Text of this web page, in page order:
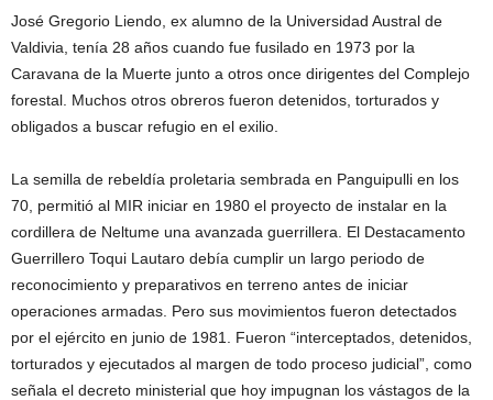
José Gregorio Liendo, ex alumno de la Universidad Austral de
Valdivia, tenía 28 años cuando fue fusilado en 1973 por la
Caravana de la Muerte junto a otros once dirigentes del Complejo
forestal. Muchos otros obreros fueron detenidos, torturados y
obligados a buscar refugio en el exilio.
La semilla de rebeldía proletaria sembrada en Panguipulli en los
70, permitió al MIR iniciar en 1980 el proyecto de instalar en la
cordillera de Neltume una avanzada guerrillera. El Destacamento
Guerrillero Toqui Lautaro debía cumplir un largo periodo de
reconocimiento y preparativos en terreno antes de iniciar
operaciones armadas. Pero sus movimientos fueron detectados
por el ejército en junio de 1981. Fueron “interceptados, detenidos,
torturados y ejecutados al margen de todo proceso judicial”, como
señala el decreto ministerial que hoy impugnan los vástagos de la